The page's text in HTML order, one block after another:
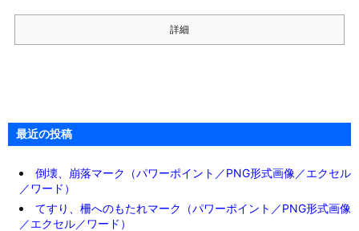
詳細
最近の投稿
倒壊、崩落マーク（パワーポイント／PNG形式画像／エクセル
／ワード）
てすり、柵へのもたれマーク（パワーポイント／PNG形式画像
／エクセル／ワード）